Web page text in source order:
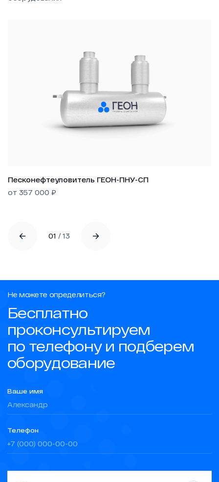
01 /13
Песконефтеуловитель ГЕОН-ПНУ-СП
от 357 000 ₽
Не можете определиться?
Бесплатно
проконсультируем
по телефону и подберем
оборудование
Ваше имя
Телефон